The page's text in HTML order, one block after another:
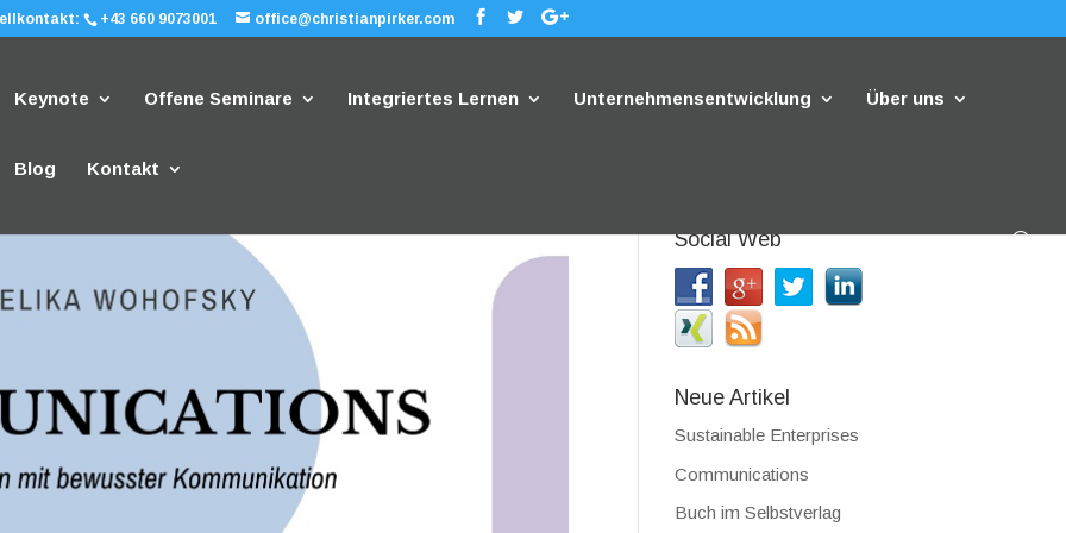
+43 660 9073001 office@christianpirker.com
Keynote Offene Seminare Integriertes Lernen Unternehmensentwicklung Über uns
Blog Kontakt
Social Web
Neue Artikel
Sustainable Enterprises
Communications
Buch im Selbstverlag